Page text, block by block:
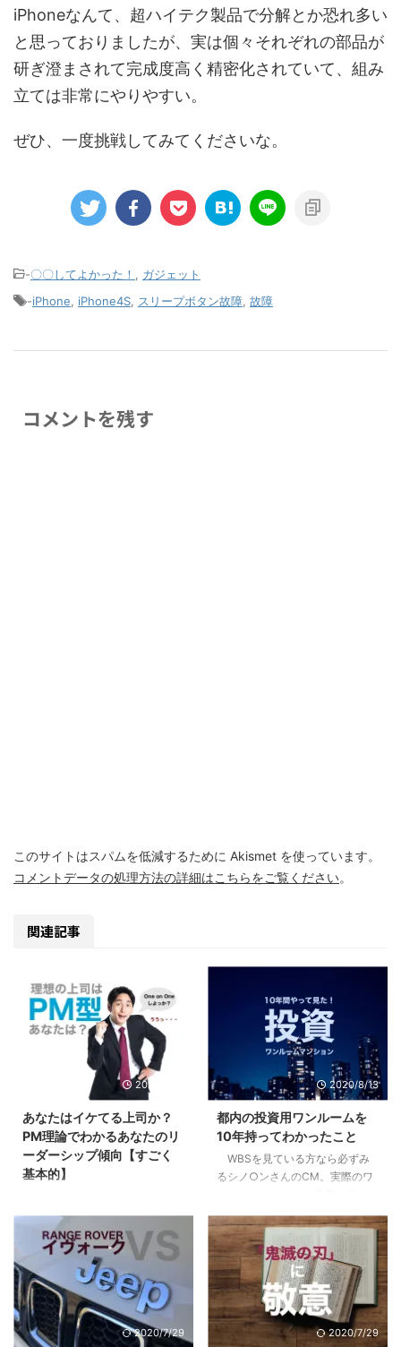
iPhoneなんて、超ハイテク製品で分解とか恐れ多い
と思っておりましたが、実は個々それぞれの部品が
研ぎ澄まされて完成度高く精密化されていて、組み
立ては非常にやりやすい。
ぜひ、一度挑戦してみてくださいな。
-〇〇してよかった！ , ガジェット
-iPhone, iPhone4S, スリープボタン故障, 故障
コメントを残す
このサイトはスパムを低減するために Akismet を使っています。
コメントデータの処理方法の詳細はこちらをご覧ください。
関連記事
2020/9/10
あなたはイケてる上司か？
PM理論でわかるあなたのリ
ーダーシップ傾向【すごく
基本的】
ーダーシップはあるのか疑問に思
ったり、不安になったはしていま
せんか？自分はイケてるリーダー
なのか？違うのか？気になってし
まったり。 まずはあなたの行動
特性から現在の特徴を見て見まし
ょう。 目次1 PM理論でわかるあ
なたのリーダーシップ【まずはこ
2020/8/13
都内の投資用ワンルームを
10年持ってわかったこと
WBSを見ている方なら必ずみ
るシノ○ンさんのCM。実際のワ
が多少なりとも参考になればと思
います。 目次1 先日売り先が見つ
かり200万くらい儲かった2 「時
間を資産に変える投資」という妙
味3 僕が10年持って手放した３つ
の理由3.1 全ては自分には返って
こないリターン3.2 節税効果とい
2020/7/29 2020/7/29